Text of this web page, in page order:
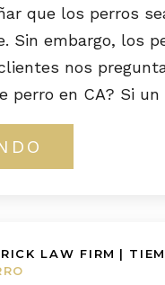
que los perros
Sin embargo, los
nos
perro en CA? Si un
LAW FIRM |